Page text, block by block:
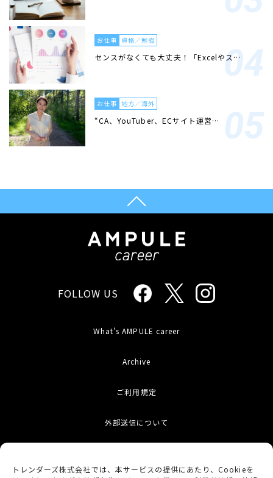
トレンダーズ株式会社では、本サービスの提供にあたり、Cookieを
お仕事 資格／勉強
センスがなくても大丈夫！「Excelやス…
お仕事 地方／海外
“CA、YouTuber、ECサイト運営…
FOLLOW US
What's AMPULE career
Archive
ご利用規定
外部送信について